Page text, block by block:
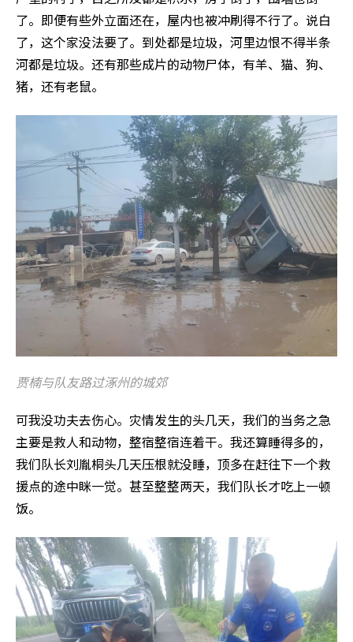
了。即便有些外立面还在，屋内也被冲刷得不行了。说白
了，这个家没法要了。到处都是垃圾，河里边恨不得半条
河都是垃圾。还有那些成片的动物尸体，有羊、猫、狗、
猪，还有老鼠。
贾楠与队友路过涿州的城郊
可我没功夫去伤心。灾情发生的头几天，我们的当务之急
主要是救人和动物，整宿整宿连着干。我还算睡得多的，
我们队长刘胤桐头几天压根就没睡，顶多在赶往下一个救
援点的途中眯一觉。甚至整整两天，我们队长才吃上一顿
饭。